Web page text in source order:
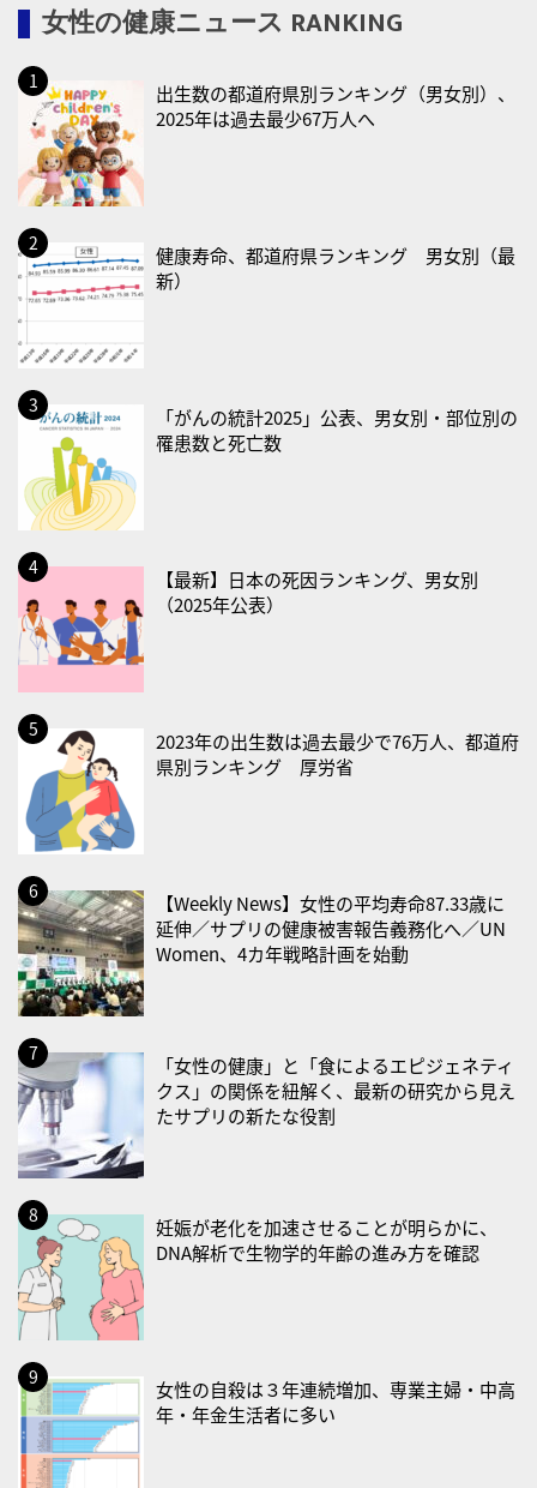
・育児の日
2026/08/13(木)
・一汁三菜の日
2026/08/17(月)
・減塩の日
・防犯の日
2026/08/19(水)
・世界人道デー
・食育の日
2026/08/21(金)
・治療アプリの日
・献血の日
2026/08/22(土)
・禁煙の日
2026/08/23(日)
・不眠の日
・乳酸菌の日
2026/08/25(火)
・いたわり肌の日
2026/08/26(水)
・風呂の日
2026/08/29(土)
・筋肉強化の日
2026/08/30(日)
・ＥＰＡの日
2026/08/31(月)
・菜の日
・血管内破砕術（IVL）の日
2026/09/01(火)
・がん征圧月間
・世界アルツハイマー月間
・健康増進普及月間
・歯ヂカラ探究月間
・職場の健康診断実施強化月間
・大腸がん検診の日
・防災の日
2026/09/02(水)
・がん征圧月間
女性の健康ニュース RANKING
出生数の都道府県別ランキング（男女別）、
2025年は過去最少67万人へ
健康寿命、都道府県ランキング 男女別（最
新）
「がんの統計2025」公表、男女別・部位別の
罹患数と死亡数
【最新】日本の死因ランキング、男女別
（2025年公表）
2023年の出生数は過去最少で76万人、都道府
県別ランキング 厚労省
【Weekly News】女性の平均寿命87.33歳に
延伸／サプリの健康被害報告義務化へ／UN
Women、4カ年戦略計画を始動
「女性の健康」と「食によるエピジェネティ
クス」の関係を紐解く、最新の研究から見え
たサプリの新たな役割
妊娠が老化を加速させることが明らかに、
DNA解析で生物学的年齢の進み方を確認
女性の自殺は３年連続増加、専業主婦・中高
年・年金生活者に多い